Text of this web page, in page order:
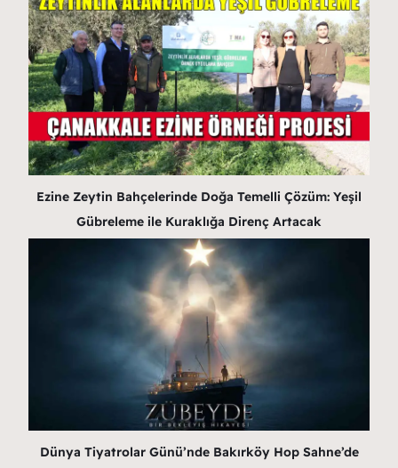
Ezine Zeytin Bahçelerinde Doğa Temelli Çözüm: Yeşil
Gübreleme ile Kuraklığa Direnç Artacak
Dünya Tiyatrolar Günü’nde Bakırköy Hop Sahne’de